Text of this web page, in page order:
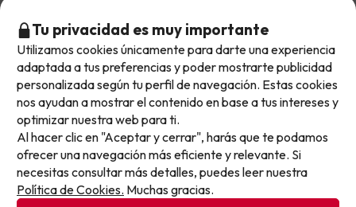
9.4
Isabel Viajó en familia
Julio 2026
Felicitar al hotel por todo el personal que tiene
empezando desde el metre Rafael ,Camareros, limpieza
Animacion , blanca ,etc la camida bastante bien. En fin,
como he dicho al principio enhorabuena por el personal
Excelente
No llegas tarde: llegas al siguiente.
Este chollo ya ha caducado, pero cada día lanzamos
nuevas oportunidades para viajar mejor y pagar
menos.
Apúntate y que el próximo no se te escape.
Pon tu mejor e-mail
Tu privacidad es muy importante
Utilizamos cookies únicamente para darte una experiencia
adaptada a tus preferencias y poder mostrarte publicidad
personalizada según tu perfil de navegación. Estas cookies
nos ayudan a mostrar el contenido en base a tus intereses y
optimizar nuestra web para ti.
Al hacer clic en "Aceptar y cerrar", harás que te podamos
ofrecer una navegación más eficiente y relevante. Si
necesitas consultar más detalles, puedes leer nuestra
Política de Cookies. Muchas gracias.